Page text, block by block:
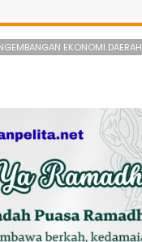
EKONOMI DAERAH